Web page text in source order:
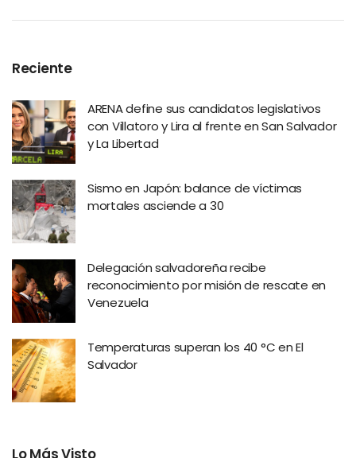
Reciente
ARENA define sus candidatos legislativos
con Villatoro y Lira al frente en San Salvador
y La Libertad
Sismo en Japón: balance de víctimas
mortales asciende a 30
Delegación salvadoreña recibe
reconocimiento por misión de rescate en
Venezuela
Temperaturas superan los 40 °C en El
Salvador
Lo Más Visto